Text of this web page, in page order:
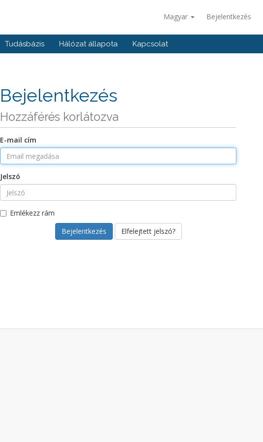
Magyar Bejelentkezés
Tudásbázis Hálózat állapota Kapcsolat
Bejelentkezés
Hozzáférés korlátozva
E-mail cím
Jelszó
Emlékezz rám
Elfelejtett jelszó?